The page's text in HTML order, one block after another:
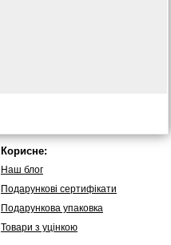
Корисне:
Наш блог
Подарункові сертифікати
Подарункова упаковка
Товари з уцінкою